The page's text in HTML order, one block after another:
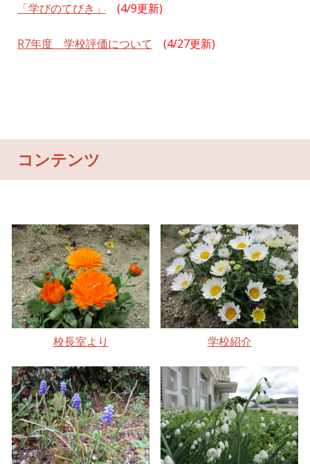
「学びのてびき」 (4/9更新)
R7年度 学校評価について (4/27更新)
コンテンツ
校長室より 学校紹介